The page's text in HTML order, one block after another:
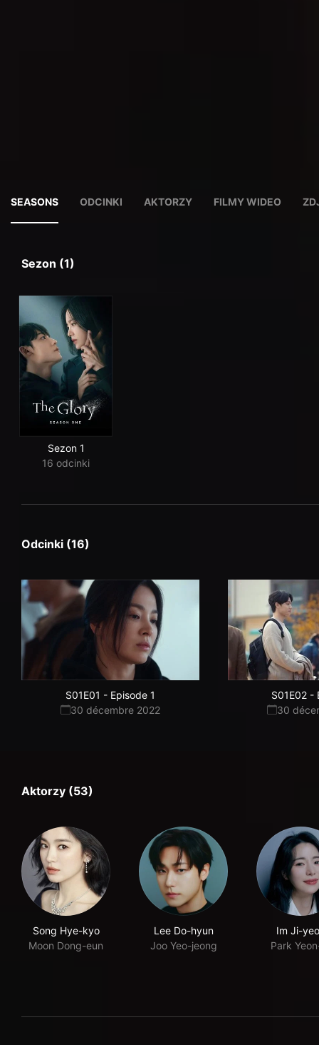
SEASONS ODCINKI AKTORZY FILMY WIDEO
Sezon (1)
Sezon 1
16 odcinki
Odcinki (16)
S01E01 - Episode 1
30 décembre 2022
S01E02 -
30
Aktorzy (53)
Song Hye-kyo
Moon Dong-eun
Lee Do-hyun
Joo Yeo-jeong
Im Ji-
Park